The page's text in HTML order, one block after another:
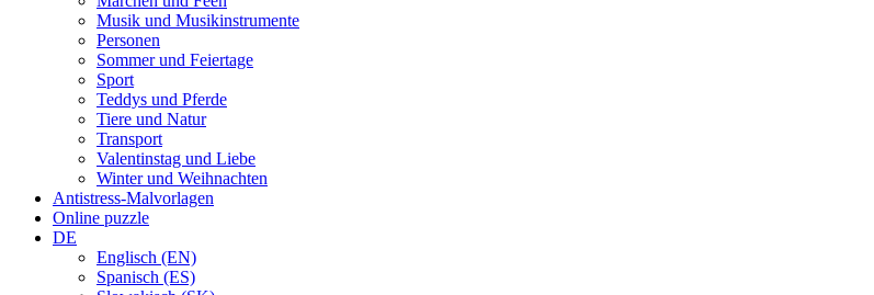
Musik und Musikinstrumente
Personen
Sommer und Feiertage
Sport
Teddys und Pferde
Tiere und Natur
Transport
Valentinstag und Liebe
Winter und Weihnachten
Antistress-Malvorlagen
Online puzzle
DE
Englisch (EN)
Spanisch (ES)